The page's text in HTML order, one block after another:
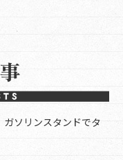
ガソリンスタンドでタ